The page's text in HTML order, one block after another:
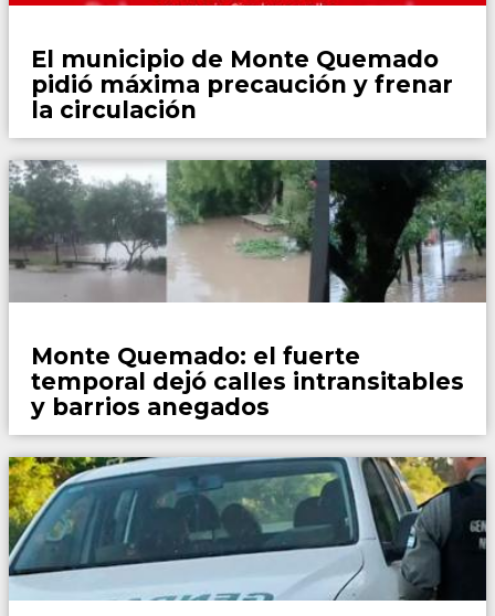
El municipio de Monte Quemado
pidió máxima precaución y frenar
la circulación
Monte Quemado: el fuerte
temporal dejó calles intransitables
y barrios anegados